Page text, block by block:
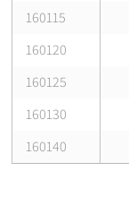
160115
160120
160125
160130
160140